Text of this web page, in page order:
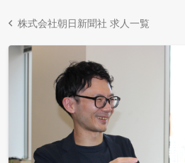
株式会社朝日新聞社 求人一覧